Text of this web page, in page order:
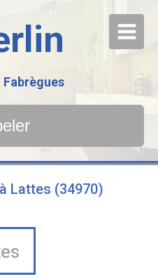
Lattes (34970)